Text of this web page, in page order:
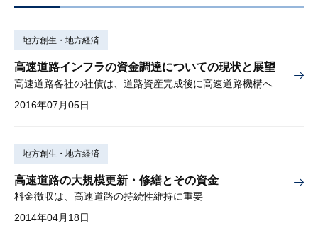
地方創生・地方経済
高速道路インフラの資金調達についての現状と展望
高速道路各社の社債は、道路資産完成後に高速道路機構へ
2016年07月05日
地方創生・地方経済
高速道路の大規模更新・修繕とその資金
料金徴収は、高速道路の持続性維持に重要
2014年04月18日